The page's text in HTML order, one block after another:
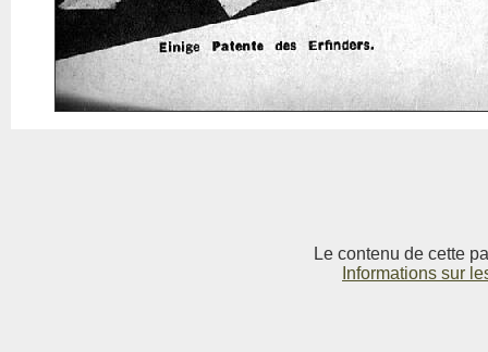
Le contenu de cette
Informations sur